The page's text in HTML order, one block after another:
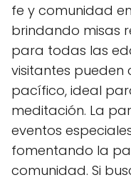
fe y comunidad
brindando misas
para todas las
visitantes
pacífico, ideal
meditación. La
eventos
fomentando la
comunidad. Si